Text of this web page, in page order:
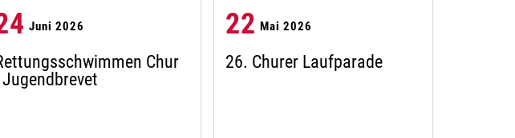
Juni 2026
Chur
Jugendbrevet
22 Mai 2026
26. Churer Laufparade